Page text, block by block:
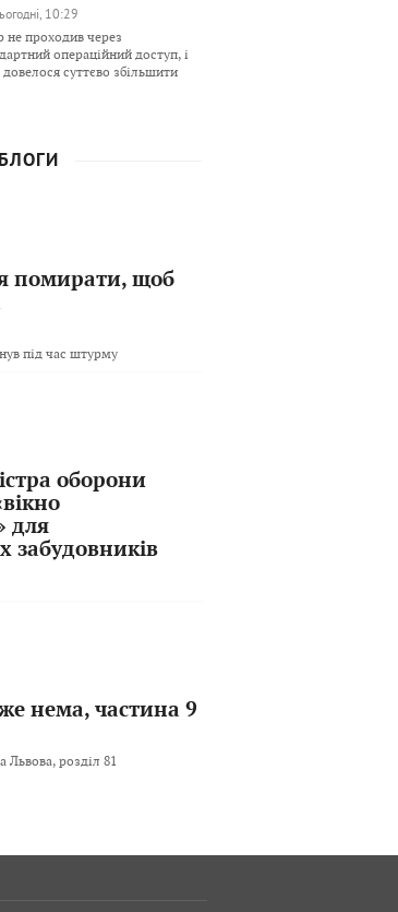
10:29
не проходив через
операційний доступ, і
довелося суттєво збільшити
БЛОГИ
помирати, щоб
під час штурму
оборони
для
забудовників
нема, частина 9
Львова, розділ 81